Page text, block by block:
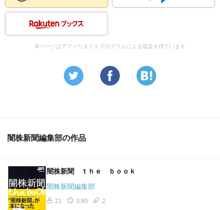
本ページはアフィリエイトプログラムによる収益を得ています
闇株新聞編集部の作品
闇株新聞 ｔｈｅ ｂｏｏｋ
闇株新聞編集部
21 3.80 2